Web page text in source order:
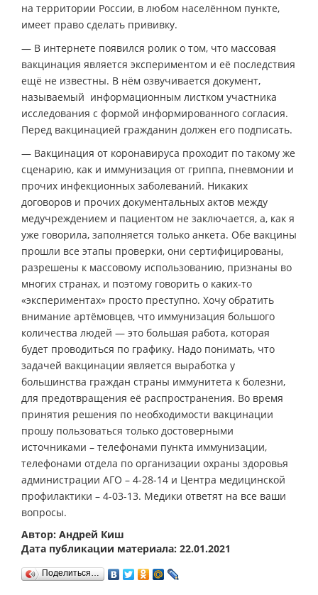
на территории России, в любом населённом пункте,
имеет право сделать прививку.
— В интернете появился ролик о том, что массовая
вакцинация является экспериментом и её последствия
ещё не известны. В нём озвучивается документ,
называемый информационным листком участника
исследования с формой информированного согласия.
Перед вакцинацией гражданин должен его подписать.
— Вакцинация от коронавируса проходит по такому же
сценарию, как и иммунизация от гриппа, пневмонии и
прочих инфекционных заболеваний. Никаких
договоров и прочих документальных актов между
медучреждением и пациентом не заключается, а, как я
уже говорила, заполняется только анкета. Обе вакцины
прошли все этапы проверки, они сертифицированы,
разрешены к массовому использованию, признаны во
многих странах, и поэтому говорить о каких-то
«экспериментах» просто преступно. Хочу обратить
внимание артёмовцев, что иммунизация большого
количества людей — это большая работа, которая
будет проводиться по графику. Надо понимать, что
задачей вакцинации является выработка у
большинства граждан страны иммунитета к болезни,
для предотвращения её распространения. Во время
принятия решения по необходимости вакцинации
прошу пользоваться только достоверными
источниками – телефонами пункта иммунизации,
телефонами отдела по организации охраны здоровья
администрации АГО – 4-28-14 и Центра медицинской
профилактики – 4-03-13. Медики ответят на все ваши
вопросы.
Автор: Андрей Киш
Дата публикации материала: 22.01.2021
Поделиться…